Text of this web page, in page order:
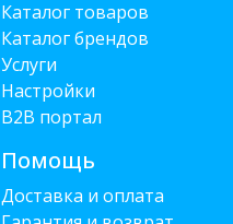
Каталог товаров
Каталог брендов
Услуги
Настройки
B2B портал
Помощь
Доставка и оплата